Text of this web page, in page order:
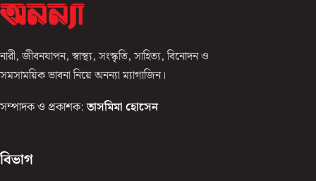
নারী, জীবনযাপন, স্বাস্থ্য, সংস্কৃতি, সাহিত্য, বিনোদন ও
সমসাময়িক ভাবনা নিয়ে অনন্যা ম্যাগাজিন।
সম্পাদক ও প্রকাশক: তাসমিমা হোসেন
বিভাগ